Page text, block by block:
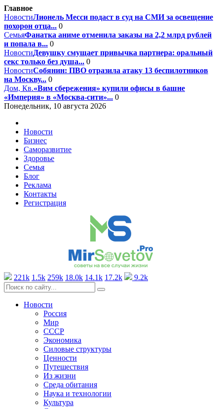
Главное
НовостиЛионель Месси подаст в суд на СМИ за освещение
похорон отца... 0
СемьяФанатка аниме отменила заказы на 2,2 млрд рублей
и попала в... 0
НовостиДевушку смущает привычка партнера: оральный
секс только без душа... 0
НовостиСобянин: ПВО отразила атаку 13 беспилотников
на Москву... 0
Дом, Кв.«Вим сбережения» купили офисы в башне
«Империя» в «Москва-сити»... 0
Понедельник, 10 августа 2026
Новости
Бизнес
Саморазвитие
Здоровье
Семья
Блог
Реклама
Контакты
Регистрация
221k 1.5k 259k 18.0k 14.1k 17.2k 9.2k
Новости
Россия
Мир
СССР
Экономика
Силовые структуры
Ценности
Путешествия
Из жизни
Среда обитания
Наука и технологии
Культура